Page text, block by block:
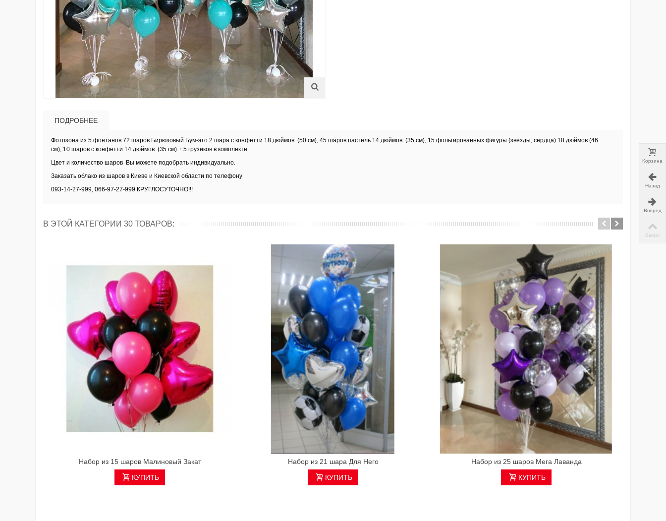
ПОДРОБНЕЕ
Фотозона из 5 фонтанов 72 шаров Бирюзовый Бум-это 2 шара с конфетти 18 дюймов (50 см), 45 шаров пастель 14 дюймов (35 см), 15 фольгированных фигуры (звёзды, сердца) 18 дюймов (46
см), 10 шаров с конфетти 14 дюймов (35 см) + 5 грузиков в комплекте.
Цвет и количество шаров Вы можете подобрать индивидуально.
Заказать облако из шаров в Киеве и Киевской области по телефону
093-14-27-999, 066-97-27-999 КРУГЛОСУТОЧНО!!!
В ЭТОЙ КАТЕГОРИИ 30 ТОВАРОВ:
Набор из 15 шаров Малиновый Закат
КУПИТЬ
Набор из 21 шара Для Него
КУПИТЬ
Набор из 25 шаров Мега Лаванда
КУПИТЬ
Корзина
Назад
Вперед
Вверх